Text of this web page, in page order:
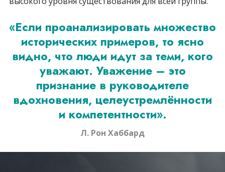
«Если проанализировать множество
исторических примеров, то ясно
видно, что люди идут за теми, кого
уважают. Уважение – это
признание в руководителе
вдохновения, целеустремлённости
и компетентности».
Л. Рон Хаббард